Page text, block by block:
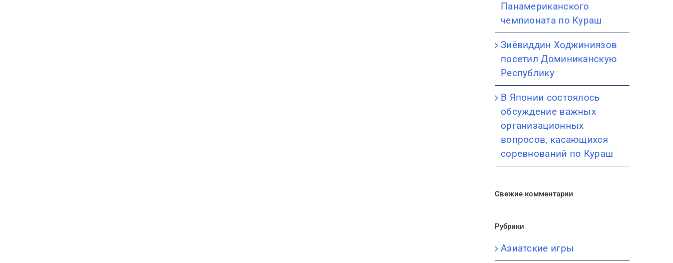
Панамериканского
чемпионата по Кураш
Зиёвиддин Ходжиниязов
посетил Доминиканскую
Республику
В Японии состоялось
обсуждение важных
организационных
вопросов, касающихся
соревнований по Кураш
Свежие комментарии
Рубрики
Азиатские игры